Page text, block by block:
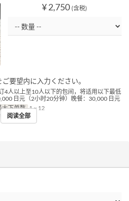
¥ 2,750 (含税)
要望内に入力ください。
4人以上至10人以下的包间，将适用以下最低
日元（2小时20分钟）晚餐：30,000 日元
大下单数 1 ~ 12
宠物】露台
阅读全部